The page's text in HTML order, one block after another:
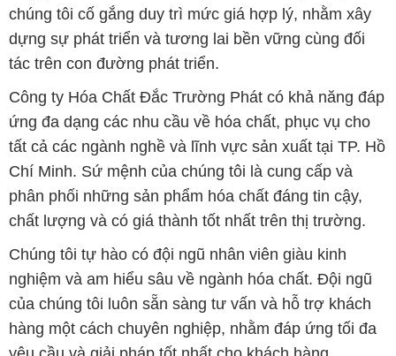
chúng tôi cố gắng duy trì mức giá hợp lý, nhằm xây
dựng sự phát triển và tương lai bền vững cùng đối
tác trên con đường phát triển.
Công ty Hóa Chất Đắc Trường Phát có khả năng đáp
ứng đa dạng các nhu cầu về hóa chất, phục vụ cho
tất cả các ngành nghề và lĩnh vực sản xuất tại TP. Hồ
Chí Minh. Sứ mệnh của chúng tôi là cung cấp và
phân phối những sản phẩm hóa chất đáng tin cậy,
chất lượng và có giá thành tốt nhất trên thị trường.
Chúng tôi tự hào có đội ngũ nhân viên giàu kinh
nghiệm và am hiểu sâu về ngành hóa chất. Đội ngũ
của chúng tôi luôn sẵn sàng tư vấn và hỗ trợ khách
hàng một cách chuyên nghiệp, nhằm đáp ứng tối đa